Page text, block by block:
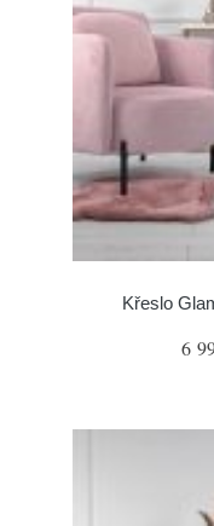
Křeslo
6